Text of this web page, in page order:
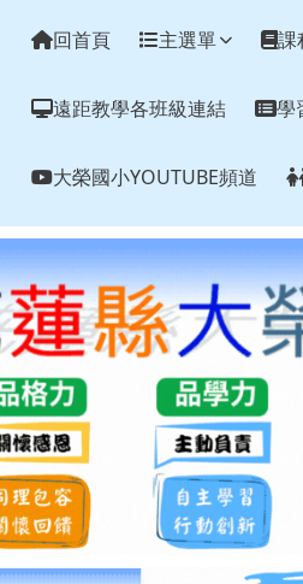
資訊網
回首頁 主選單 課
遠距教學各班級連結 學
大榮國小YOUTUBE頻道